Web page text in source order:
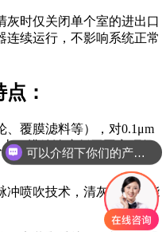
灰时仅关闭单个室的进出口
连续运行，不影响系统正常
：
覆膜滤料等），对0.1μm
，排放浓度低于国家环保
冲喷吹技术，清灰彻底且能
可以介绍下你们的产品么